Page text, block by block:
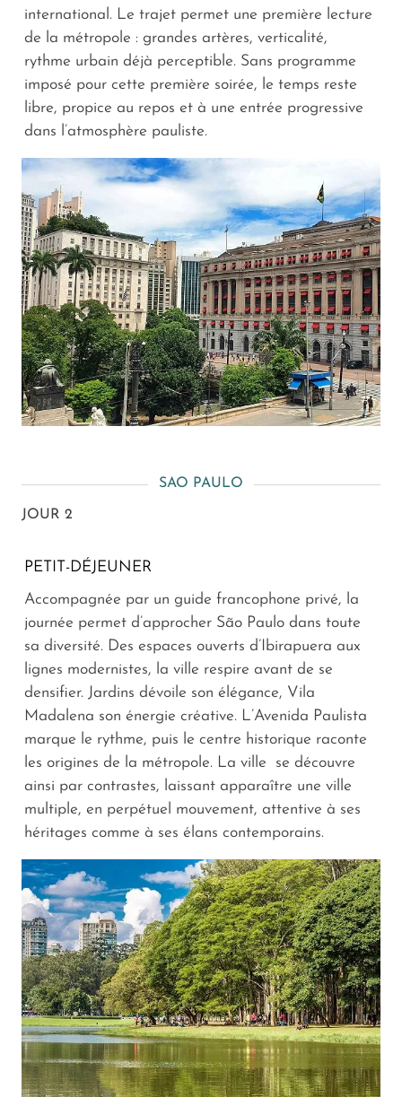
international. Le trajet permet une première lecture
de la métropole : grandes artères, verticalité,
rythme urbain déjà perceptible. Sans programme
imposé pour cette première soirée, le temps reste
libre, propice au repos et à une entrée progressive
dans l’atmosphère pauliste.
SAO PAULO
JOUR 2
PETIT-DÉJEUNER
Accompagnée par un guide francophone privé, la
journée permet d’approcher São Paulo dans toute
sa diversité. Des espaces ouverts d’Ibirapuera aux
lignes modernistes, la ville respire avant de se
densifier. Jardins dévoile son élégance, Vila
Madalena son énergie créative. L’Avenida Paulista
marque le rythme, puis le centre historique raconte
les origines de la métropole. La ville se découvre
ainsi par contrastes, laissant apparaître une ville
multiple, en perpétuel mouvement, attentive à ses
héritages comme à ses élans contemporains.